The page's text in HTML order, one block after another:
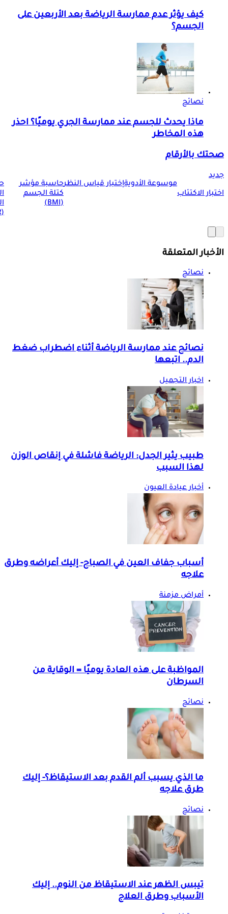
كيف يؤثر عدم ممارسة الرياضة بعد الأربعين على
الجسم؟
نصائح
ماذا يحدث للجسم عند ممارسة الجري يوميًا؟ احذر
هذه المخاطر
صحتك بالأرقام
جديد
اختبار الاكتئاب
موسوعة الأدويةإختبار قياس النظرحاسبة مؤشر
كتلة الجسم
(BMI)
(BMR)
الأخبار المتعلقة
نصائح
نصائح عند ممارسة الرياضة أثناء اضطراب ضغط
الدم.. اتبعها
اخبار التجميل
طبيب يثير الجدل: الرياضة فاشلة في إنقاص الوزن
لهذا السبب
أخبار عيادة العيون
أسباب جفاف العين في الصباح- إليك أعراضه وطرق
علاجه
أمراض مزمنة
المواظبة على هذه العادة يوميًا = الوقاية من
السرطان
نصائح
ما الذي يسبب ألم القدم بعد الاستيقاظ؟- إليك
طرق علاجه
نصائح
تيبس الظهر عند الاستيقاظ من النوم.. إليك
الأسباب وطرق العلاج